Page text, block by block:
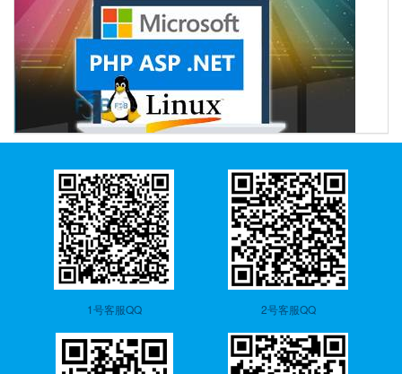
1号客服QQ 2号客服QQ